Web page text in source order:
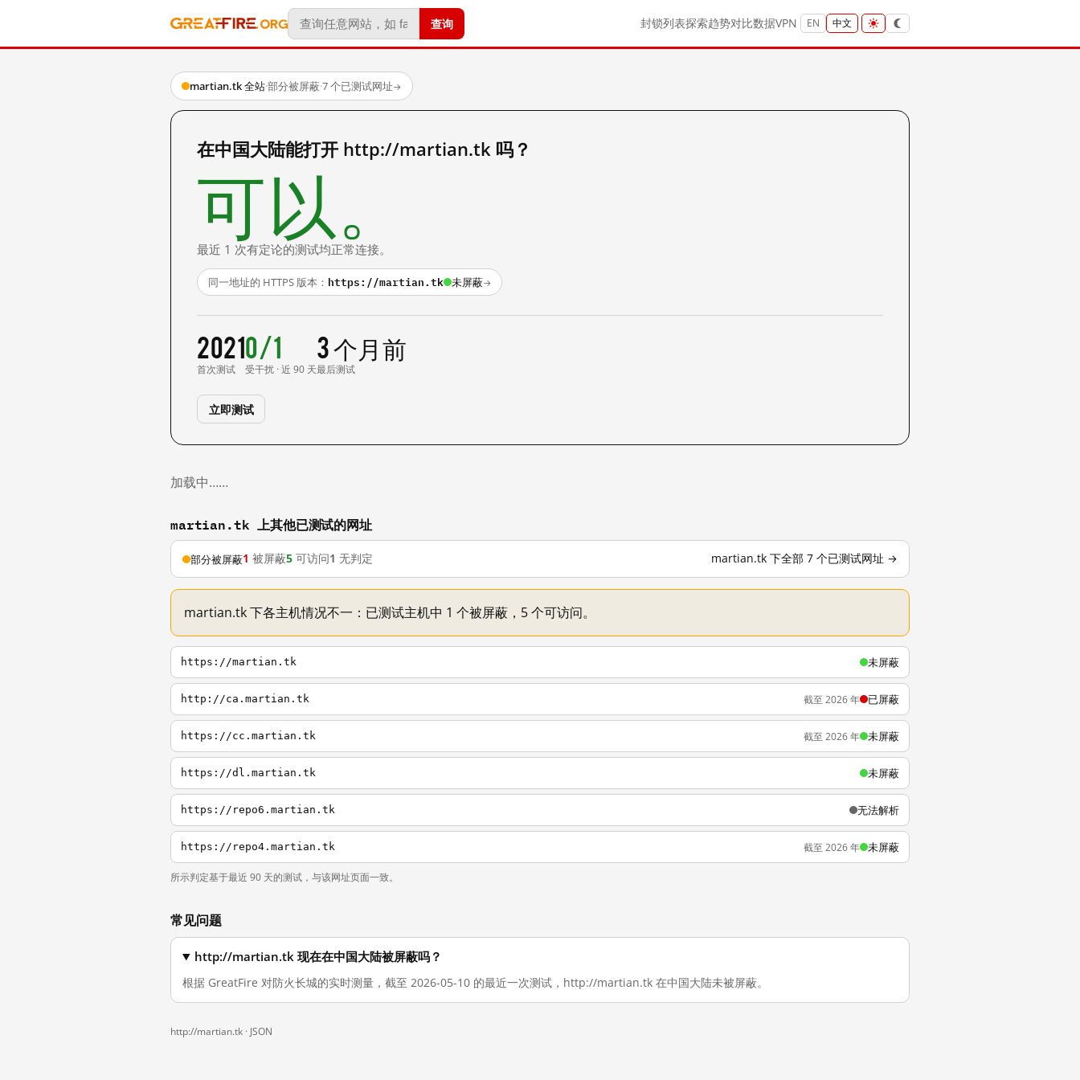
查询 封锁列表探索趋势对比数据VPN EN 中文
martian.tk 全站·部分被屏蔽·7 个已测试网址→
在中国大陆能打开 http://martian.tk 吗？
可以。
最近 1 次有定论的测试均正常连接。
同一地址的 HTTPS 版本： https://martian.tk 未屏蔽→
2021
首次测试
0/1
受干扰 · 近 90 天
3 个月前
最后测试
立即测试
加载中……
martian.tk 上其他已测试的网址
部分被屏蔽1 被屏蔽5 可访问1 无判定 martian.tk 下全部 7 个已测试网址 →
martian.tk 下各主机情况不一：已测试主机中 1 个被屏蔽，5 个可访问。
https://martian.tk 未屏蔽
http://ca.martian.tk 截至 2026 年 已屏蔽
https://cc.martian.tk 截至 2026 年 未屏蔽
https://dl.martian.tk 未屏蔽
https://repo6.martian.tk 无法解析
https://repo4.martian.tk 截至 2026 年 未屏蔽
所示判定基于最近 90 天的测试，与该网址页面一致。
常见问题
http://martian.tk 现在在中国大陆被屏蔽吗？
根据 GreatFire 对防火长城的实时测量，截至 2026-05-10 的最近一次测试，http://martian.tk 在中国大陆未被屏蔽。
http://martian.tk · JSON